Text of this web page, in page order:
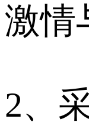
激情
2、